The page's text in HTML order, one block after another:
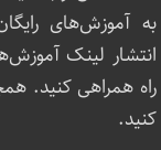
به آموزش‌های
انتشار لینک‌
راه همراهی کنید.
کنید.